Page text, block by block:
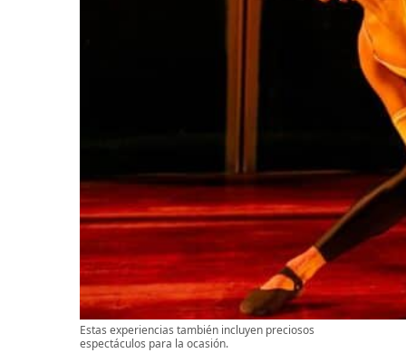
Estas experiencias también incluyen preciosos
espectáculos para la ocasión.